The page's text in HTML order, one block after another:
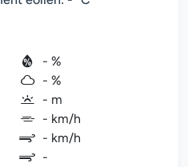
- %
- %
- m
- km/h
- km/h
-